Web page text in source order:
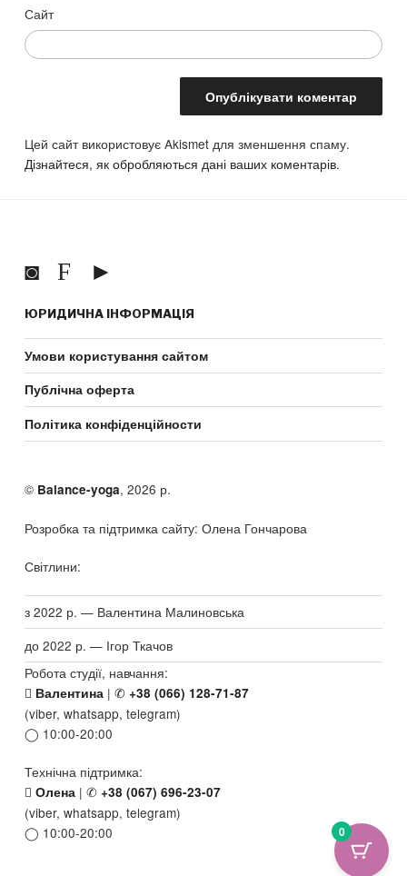
Сайт
Цей сайт використовує Akismet для зменшення спаму.
Дізнайтеся, як обробляються дані ваших коментарів.
ЮРИДИЧНА ІНФОРМАЦІЯ
Умови користування сайтом
Публічна оферта
Політика конфіденційности
© Balance-yoga, 2026 р.
Розробка та підтримка сайту: Олена Гончарова
Світлини:
з 2022 р. — Валентина Малиновська
до 2022 р. — Ігор Ткачов
Робота студії, навчання:
Валентина | +38 (066) 128-71-87
(viber, whatsapp, telegram)
10:00-20:00
Технічна підтримка:
Олена | +38 (067) 696-23-07
(viber, whatsapp, telegram)
10:00-20:00
0